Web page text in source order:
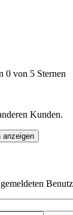
0 von 5 Sternen
Kunden.
anzeigen